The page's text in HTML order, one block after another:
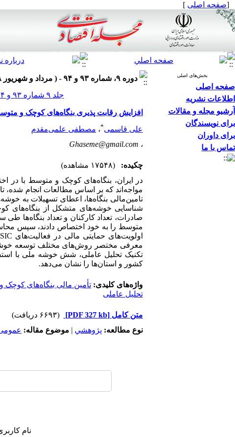
[صفحه اصلی ]
بخش‌های اصلی
صفحه اصلی
اطلاعات نشریه
آرشیو مجله و مقالات
برای نویسندگان
برای داوران
تماس با ما
دوره ۹، شماره ۹۳ و ۹۴ - ( مرداد و شهریور ۱۳۸۸ )
جلد ۹ شماره ۹۳ و ۹۴ صفحات ۹۰-۷۱
افزایش رقابت پذیری بنگاه‌های کوچک و
علی قاسمی*، مصطفی علمی‌مقدم
، Ghaseme@gmail.com
چکیده:
(۱۷۵۴۸ مشاهده)
مواجه‌اند که بر اساس مطالعات انجام
تامین‌مالی بنگاه‌ها، اعطای تسهیلات به
متوسط را به خود اختصاص دادند، سپس
معرفی مختصر روش‌های مختلف توسعه
کشور و استان‌ها را نشان می‌دهد.
واژه‌های کلیدی: تأمین مالی بنگاه‌های
تحلیل عاملی
متن کامل [PDF 327 kb]
(۶۶۹۳ دریافت)
نوع مطالعه: پژوهشي | موضوع مقاله:
نام